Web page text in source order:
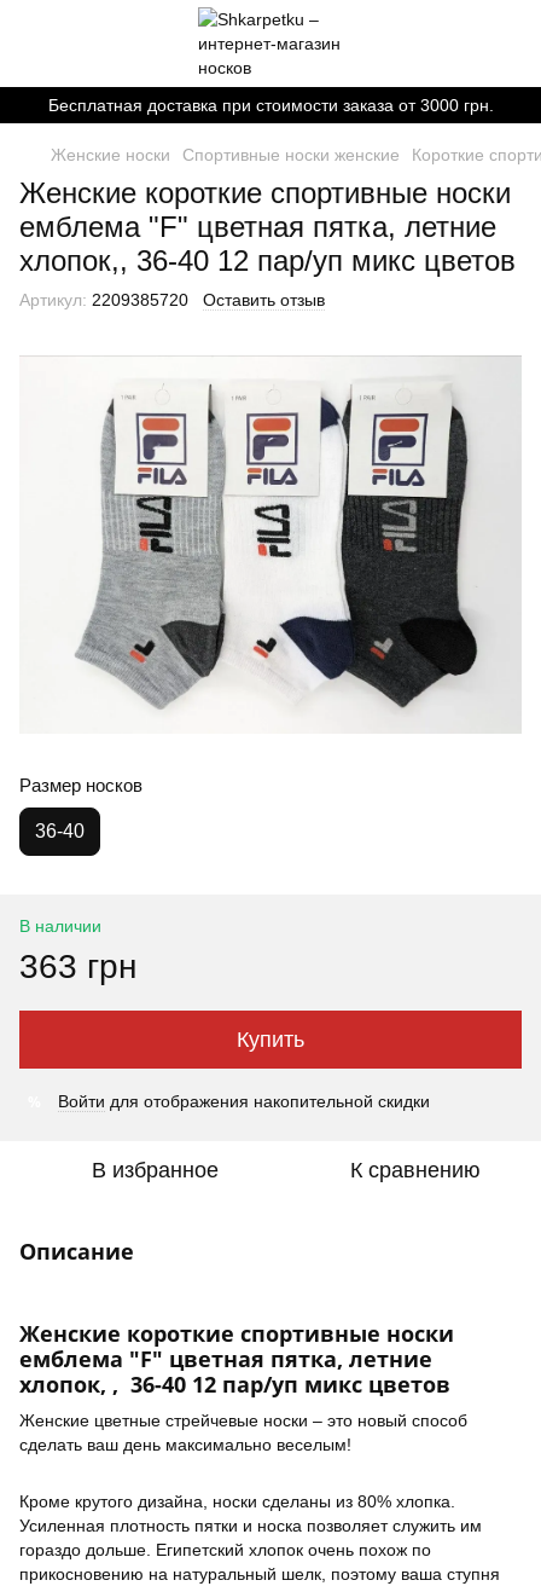
Бесплатная доставка при стоимости заказа от 3000 грн.
Женские носки Спортивные носки женские Короткие
Женские короткие спортивные носки
емблема "F" цветная пятка, летние
хлопок,, 36-40 12 пар/уп микс цветов
Артикул: 2209385720 Оставить отзыв
Размер носков
36-40
В наличии
363 грн
Купить
Войти для отображения накопительной скидки
В избранное К сравнению
Описание
Женские короткие спортивные носки
емблема "F" цветная пятка, летние
хлопок, , 36-40 12 пар/уп микс цветов
Женские цветные стрейчевые носки – это новый способ
сделать ваш день максимально веселым!
Кроме крутого дизайна, носки сделаны из 80% хлопка.
Усиленная плотность пятки и носка позволяет служить им
гораздо дольше. Египетский хлопок очень похож по
прикосновению на натуральный шелк, поэтому ваша ступня